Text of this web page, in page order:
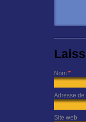
Nom *
Adresse de
Site web